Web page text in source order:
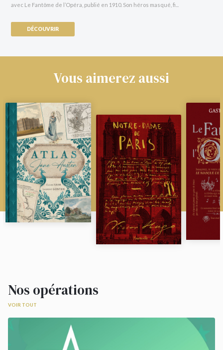
avec Le Fantôme de l’Opéra, publié en 1910. Son héros masqué, fi...
DÉCOUVRIR
Vous aimerez aussi
Nos opérations
VOIR TOUT